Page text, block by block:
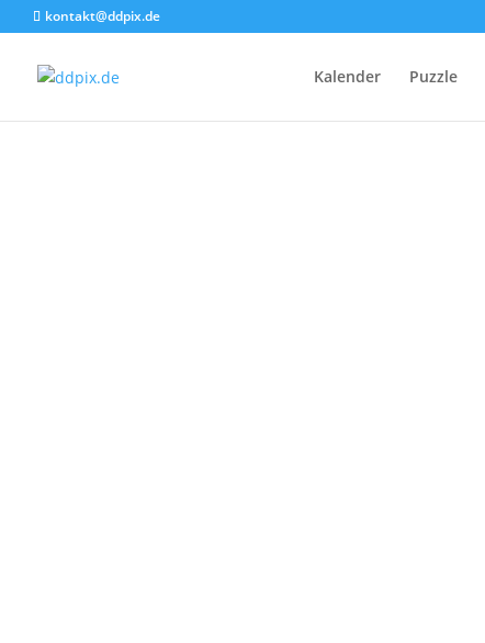
kontakt@ddpix.de
Kalender Puzzle